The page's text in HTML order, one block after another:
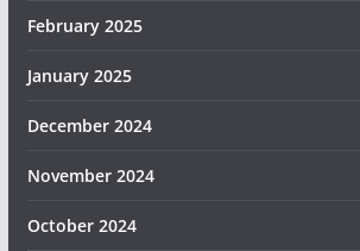
February 2025
January 2025
December 2024
November 2024
October 2024